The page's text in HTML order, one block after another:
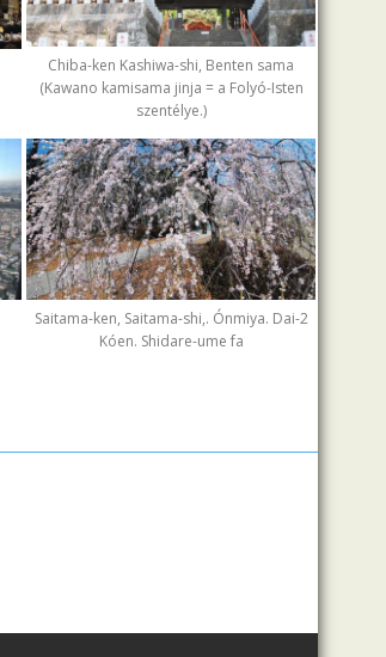
Chiba-ken Kashiwa-shi, Benten sama
(Kawano kamisama jinja = a Folyó-Isten
szentélye.)
Saitama-ken, Saitama-shi,. Ónmiya. Dai-2
Kóen. Shidare-ume fa